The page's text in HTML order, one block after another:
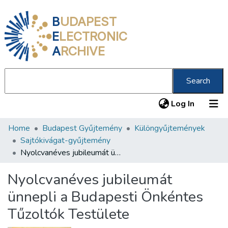
BUDAPEST
ELECTRONIC
ARCHIVE
Search
Log In (current)
Communities & Collections
All of DSpace
About us
Home Budapest Gyűjtemény
Különgyűjtemények
Sajtókivágat-gyűjtemény
Nyolcvanéves jubileumát ünnepli a Budapesti Önkéntes Tűzoltók Testülete
Nyolcvanéves jubileumát
ünnepli a Budapesti Önkéntes
Tűzoltók Testülete